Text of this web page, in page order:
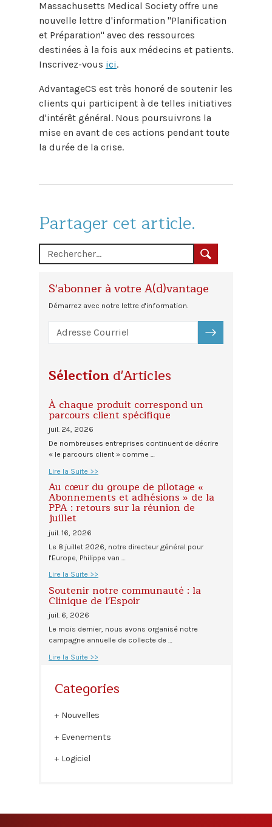
Massachusetts Medical Society offre une
nouvelle lettre d'information "Planification
et Préparation" avec des ressources
destinées à la fois aux médecins et patients.
Inscrivez-vous ici.
AdvantageCS est très honoré de soutenir les
clients qui participent à de telles initiatives
d'intérêt général. Nous poursuivrons la
mise en avant de ces actions pendant toute
la durée de la crise.
Partager cet article.
S'abonner à votre A(d)vantage
Démarrez avec notre lettre d'information.
S'ABONNER
Sélection d'Articles
À chaque produit correspond un
parcours client spécifique
juil. 24, 2026
De nombreuses entreprises continuent de décrire
« le parcours client » comme …
Lire la Suite >>
Au cœur du groupe de pilotage «
Abonnements et adhésions » de la
PPA : retours sur la réunion de
juillet
juil. 16, 2026
Le 8 juillet 2026, notre directeur général pour
l'Europe, Philippe van …
Lire la Suite >>
Soutenir notre communauté : la
Clinique de l'Espoir
juil. 6, 2026
Le mois dernier, nous avons organisé notre
campagne annuelle de collecte de …
Lire la Suite >>
Categories
Nouvelles
Evenements
Logiciel